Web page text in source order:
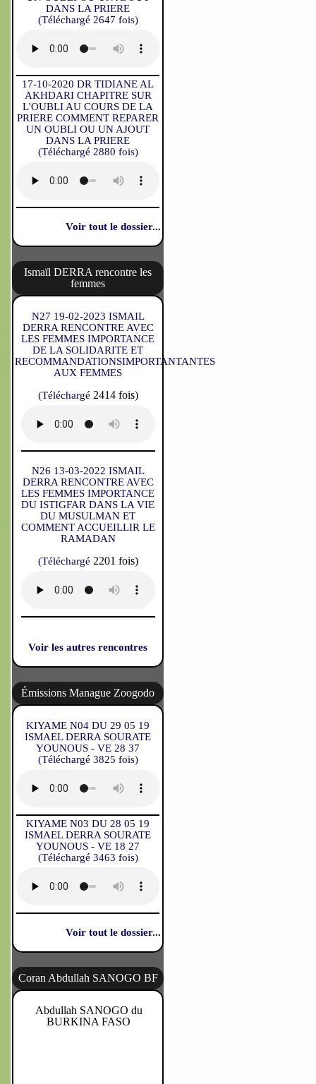
DANS LA PRIERE
(Téléchargé 2647 fois)
17-10-2020 DR TIDIANE AL
AKHDARI CHAPITRE SUR
L'OUBLI AU COURS DE LA
PRIERE COMMENT REPARER
UN OUBLI OU UN AJOUT
DANS LA PRIERE
(Téléchargé 2880 fois)
Voir tout le dossier...
Ismaïl DERRA rencontre les
femmes
N27 19-02-2023 ISMAIL
DERRA RENCONTRE AVEC
LES FEMMES IMPORTANCE
DE LA SOLIDARITE ET
RECOMMANDATIONSIMPORTANTANTES
AUX FEMMES
(Téléchargé 2414 fois)
N26 13-03-2022 ISMAIL
DERRA RENCONTRE AVEC
LES FEMMES IMPORTANCE
DU ISTIGFAR DANS LA VIE
DU MUSULMAN ET
COMMENT ACCUEILLIR LE
RAMADAN
(Téléchargé 2201 fois)
Voir les autres rencontres
Émissions Manague Zoogodo
KIYAME N04 DU 29 05 19
ISMAEL DERRA SOURATE
YOUNOUS - VE 28 37
(Téléchargé 3825 fois)
KIYAME N03 DU 28 05 19
ISMAEL DERRA SOURATE
YOUNOUS - VE 18 27
(Téléchargé 3463 fois)
Voir tout le dossier...
Coran Abdullah SANOGO BF
Abdullah SANOGO du
BURKINA FASO